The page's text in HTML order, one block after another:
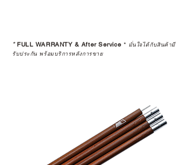
*FULL WARRANTY & After Service * มั่นใจได้กับสินค้ามี
รับประกัน พร้อมบริการหลังการขาย